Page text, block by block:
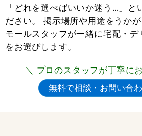
「どれを選べばいいか迷う…」と
ださい。 掲示場所や用途をうか
モールスタッフが一緒に宅配・
をお選びします。
＼ プロのスタッフが丁寧に